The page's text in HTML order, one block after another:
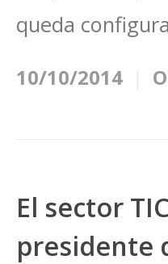
queda
10/10/2014
El sector
presidente